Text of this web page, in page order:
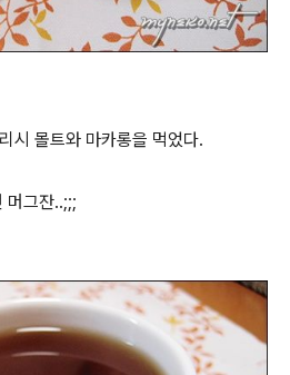
시 몰트와 마카롱을 먹었다.
머그잔..;;;